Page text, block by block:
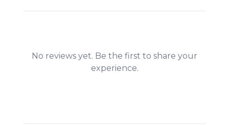
No reviews yet. Be the first to share your
experience.